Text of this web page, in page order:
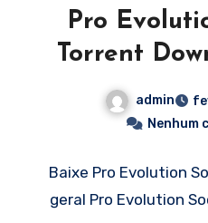
Pro
Torrent
admin
Nenhum
Baixe Pro Evolution
geral Pro Evolution